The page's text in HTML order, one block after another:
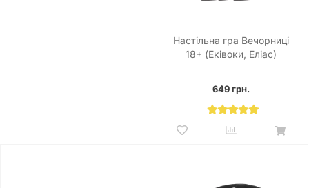
Настільна гра Вечорниці
18+ (Еківоки, Еліас)
649 грн.